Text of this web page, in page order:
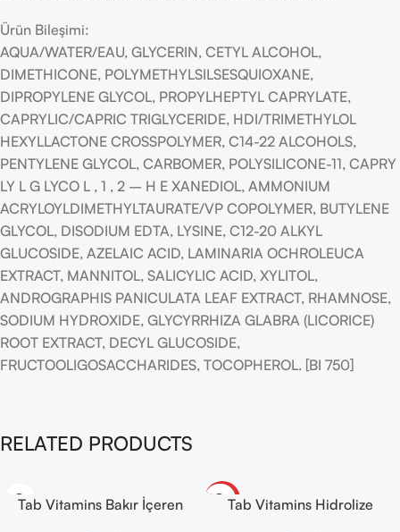
Ürün Bileşimi:
AQUA/WATER/EAU, GLYCERIN, CETYL ALCOHOL,
DIMETHICONE, POLYMETHYLSILSESQUIOXANE,
DIPROPYLENE GLYCOL, PROPYLHEPTYL CAPRYLATE,
CAPRYLIC/CAPRIC TRIGLYCERIDE, HDI/TRIMETHYLOL
HEXYLLACTONE CROSSPOLYMER, C14-22 ALCOHOLS,
PENTYLENE GLYCOL, CARBOMER, POLYSILICONE-11, CAPRY
LY L G LYCO L , 1 , 2 – H E XANEDIOL, AMMONIUM
ACRYLOYLDIMETHYLTAURATE/VP COPOLYMER, BUTYLENE
GLYCOL, DISODIUM EDTA, LYSINE, C12-20 ALKYL
GLUCOSIDE, AZELAIC ACID, LAMINARIA OCHROLEUCA
EXTRACT, MANNITOL, SALICYLIC ACID, XYLITOL,
ANDROGRAPHIS PANICULATA LEAF EXTRACT, RHAMNOSE,
SODIUM HYDROXIDE, GLYCYRRHIZA GLABRA (LICORICE)
ROOT EXTRACT, DECYL GLUCOSIDE,
FRUCTOOLIGOSACCHARIDES, TOCOPHEROL. [BI 750]
RELATED PRODUCTS
Tab Vitamins Bakır İçeren
-10%Tab Vitamins Hidrolize